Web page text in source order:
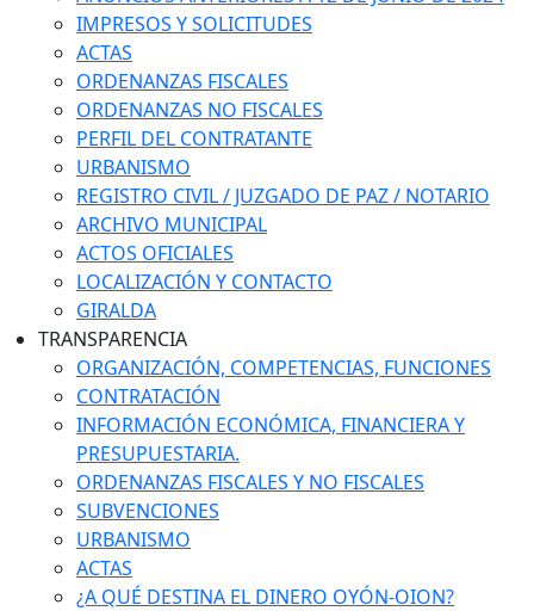
IMPRESOS Y SOLICITUDES
ACTAS
ORDENANZAS FISCALES
ORDENANZAS NO FISCALES
PERFIL DEL CONTRATANTE
URBANISMO
REGISTRO CIVIL / JUZGADO DE PAZ / NOTARIO
ARCHIVO MUNICIPAL
ACTOS OFICIALES
LOCALIZACIÓN Y CONTACTO
GIRALDA
TRANSPARENCIA
ORGANIZACIÓN, COMPETENCIAS, FUNCIONES
CONTRATACIÓN
INFORMACIÓN ECONÓMICA, FINANCIERA Y
PRESUPUESTARIA.
ORDENANZAS FISCALES Y NO FISCALES
SUBVENCIONES
URBANISMO
ACTAS
¿A QUÉ DESTINA EL DINERO OYÓN-OION?